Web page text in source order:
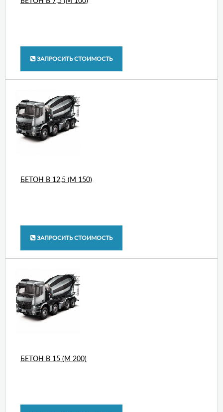
ЗАПРОСИТЬ СТОИМОСТЬ
БЕТОН В 12,5 (М 150)
ЗАПРОСИТЬ СТОИМОСТЬ
БЕТОН В 15 (М 200)